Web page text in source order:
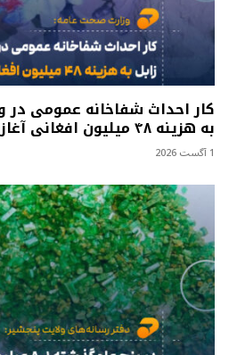
کار احداث شفاخانه عمومی در
به هزینه ۴۸ میلیون افغانی آغاز شد
1 آگست 2026